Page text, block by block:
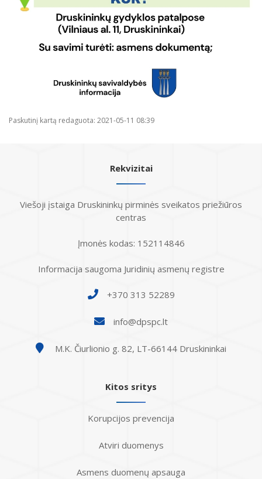
Paskutinį kartą redaguota: 2021-05-11 08:39
Rekvizitai
Viešoji įstaiga Druskininkų pirminės sveikatos priežiūros
centras
Įmonės kodas: 152114846
Informacija saugoma Juridinių asmenų registre
+370 313 52289
info@dpspc.lt
M.K. Čiurlionio g. 82, LT-66144 Druskininkai
Kitos sritys
Korupcijos prevencija
Atviri duomenys
Asmens duomenų apsauga